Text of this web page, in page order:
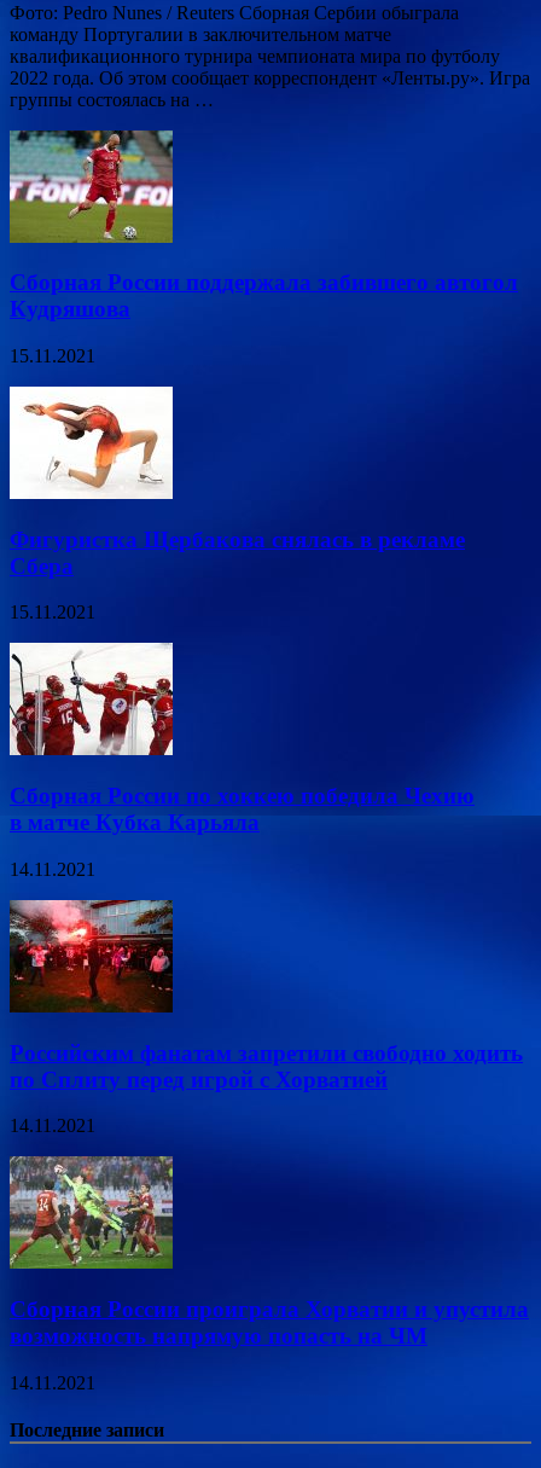
Фото: Pedro Nunes / Reuters Сборная Сербии обыграла
команду Португалии в заключительном матче
квалификационного турнира чемпионата мира по футболу
2022 года. Об этом сообщает корреспондент «Ленты.ру». Игра
группы состоялась на …
Сборная России поддержала забившего автогол
Кудряшова
15.11.2021
Фигуристка Щербакова снялась в рекламе
Сбера
15.11.2021
Сборная России по хоккею победила Чехию
в матче Кубка Карьяла
14.11.2021
Российским фанатам запретили свободно ходить
по Сплиту перед игрой с Хорватией
14.11.2021
Сборная России проиграла Хорватии и упустила
возможность напрямую попасть на ЧМ
14.11.2021
Последние записи